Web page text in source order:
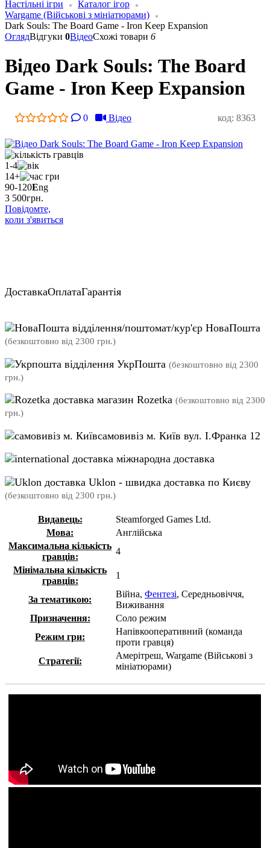
Настільні ігри
Каталог ігор
Wargame (Військові з мініатюрами)
Dark Souls: The Board Game - Iron Keep Expansion
ОглядВідгуки 0ВідеоСхожі товари 6
Відео Dark Souls: The Board
Game - Iron Keep Expansion
0 Відео код: 8363
1-4
14+
90-120Eng
3 500грн.
Повідомте,
коли з'явиться
ДоставкаОплатаГарантія
відділення/поштомат/кур'єр НоваПошта
(безкоштовно від 2300 грн.)
відділення УкрПошта (безкоштовно від 2300
грн.)
магазин Rozetka (безкоштовно від 2300
грн.)
самовивіз м. Київ вул. І.Франка 12
міжнародна доставка
Uklon - швидка доставка по Києву
(безкоштовно від 2300 грн.)
Видавець:
Steamforged Games Ltd.
Мова:
Англійська
Максимальна кількість
гравців:
4
Мінімальна кількість
гравців:
1
За тематикою:
Війна, Фентезі, Середньовіччя,
Виживання
Призначення:
Соло режим
Режим гри:
Напівкооперативний (команда
проти гравця)
Стратегії:
Амерітреш, Wargame (Військові з
мініатюрами)